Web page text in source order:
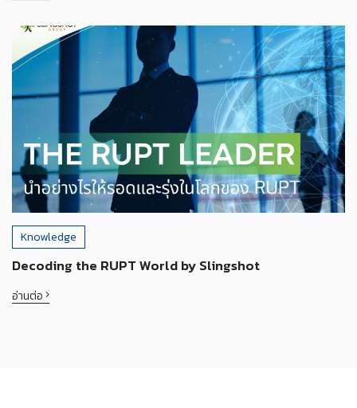
Knowledge
Decoding the RUPT World by Slingshot
อ่านต่อ